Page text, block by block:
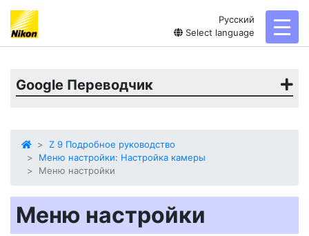
Русский
Select language
Google Переводчик
Z 9 Подробное руководство
Меню настройки: Настройка камеры
Меню настройки
Меню настройки